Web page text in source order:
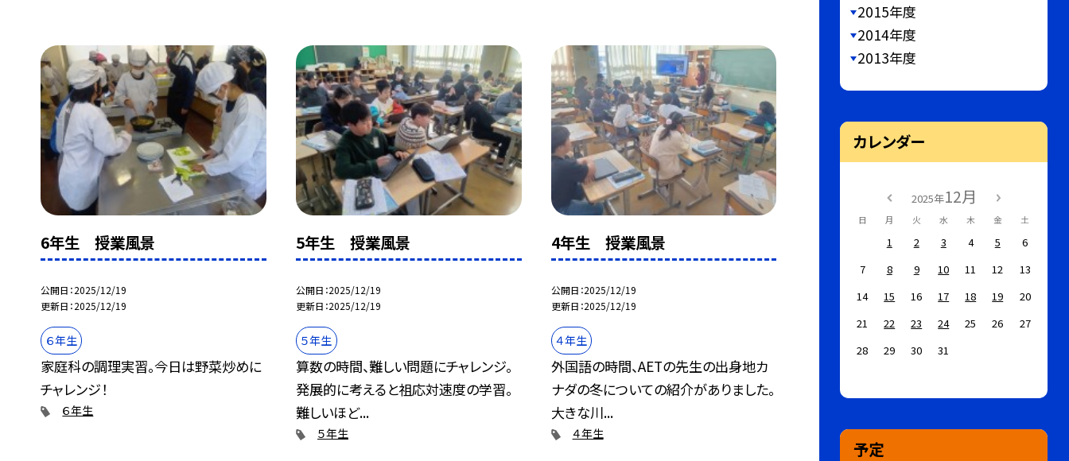
6年生 授業風景
公開日 2025/12/19
更新日 2025/12/19
６年生
家庭科の調理実習。今日は野菜炒めに
チャレンジ！
６年生
5年生 授業風景
公開日 2025/12/19
更新日 2025/12/19
５年生
算数の時間、難しい問題にチャレンジ。
発展的に考えると祖応対速度の学習。
難しいほど...
５年生
4年生 授業風景
公開日 2025/12/19
更新日 2025/12/19
４年生
外国語の時間、AETの先生の出身地カ
ナダの冬についての紹介がありました。
大きな川...
４年生
2015年度
2014年度
2013年度
カレンダー
2025年12月
日 月 火 水 木 金 土
1 2 3 4 5
6
7
8 9 10 11 12
13
14
15 16 17 18 19
20
21
22 23 24 25 26
27
28
29 30 31
予定